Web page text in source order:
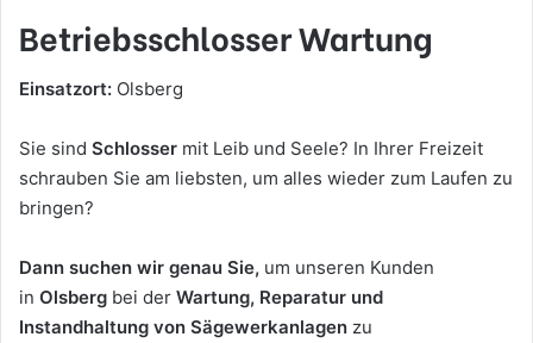
Betriebsschlosser Wartung
Einsatzort: Olsberg
Sie sind Schlosser mit Leib und Seele? In Ihrer Freizeit
schrauben Sie am liebsten, um alles wieder zum Laufen zu
bringen?
Dann suchen wir genau Sie, um unseren Kunden
in Olsberg bei der Wartung, Reparatur und
Instandhaltung von Sägewerkanlagen zu